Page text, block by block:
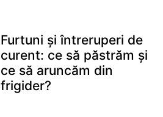
Furtuni și întreruperi de
curent: ce să păstrăm și
ce să aruncăm din
frigider?